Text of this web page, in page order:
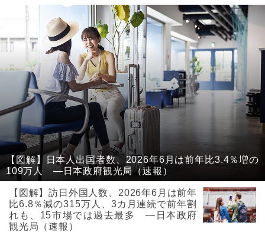
【図解】日本人出国者数、2026年6月は前年比3.4％増の
109万人 ―日本政府観光局（速報）
【図解】訪日外国人数、2026年6月は前年
比6.8％減の315万人、3カ月連続で前年割
れも、15市場では過去最多 ―日本政府
観光局（速報）